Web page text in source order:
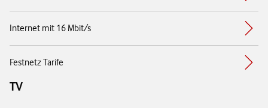
Internet mit 16 Mbit/s
Festnetz Tarife
TV